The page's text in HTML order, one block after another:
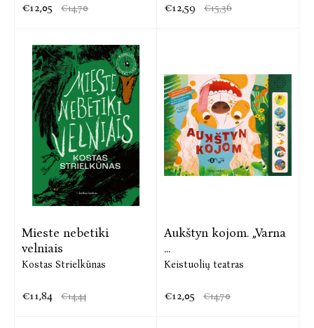
€12,05 €14,70 €12,59 €15,36
Mieste nebetiki
velniais
Kostas Strielkūnas
€11,84 €14,44
Aukštyn kojom. „Varna
...
Keistuolių teatras
€12,05 €14,70